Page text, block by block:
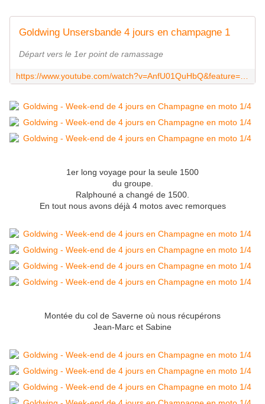
Goldwing Unsersbande 4 jours en champagne 1
Départ vers le 1er point de ramassage
1er long voyage pour la seule 1500
du groupe.
Ralphouné a changé de 1500.
En tout nous avons déjà 4 motos avec remorques
Montée du col de Saverne où nous récupérons
Jean-Marc et Sabine